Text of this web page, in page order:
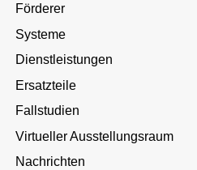
Förderer
Systeme
Dienstleistungen
Ersatzteile
Fallstudien
Virtueller Ausstellungsraum
Nachrichten